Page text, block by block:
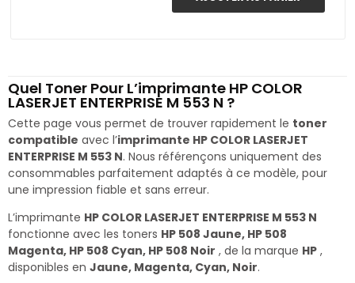
Quel Toner Pour L’imprimante HP COLOR
LASERJET ENTERPRISE M 553 N ?
Cette page vous permet de trouver rapidement le toner
compatible avec l’imprimante HP COLOR LASERJET
ENTERPRISE M 553 N. Nous référençons uniquement des
consommables parfaitement adaptés à ce modèle, pour
une impression fiable et sans erreur.
L’imprimante HP COLOR LASERJET ENTERPRISE M 553 N
fonctionne avec les toners HP 508 Jaune, HP 508
Magenta, HP 508 Cyan, HP 508 Noir , de la marque HP ,
disponibles en Jaune, Magenta, Cyan, Noir.